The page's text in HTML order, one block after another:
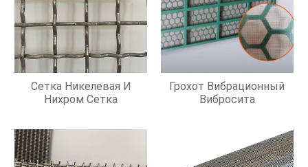
Сетка Никелевая И
Нихром Сетка
Грохот Вибрационный
Вибросита